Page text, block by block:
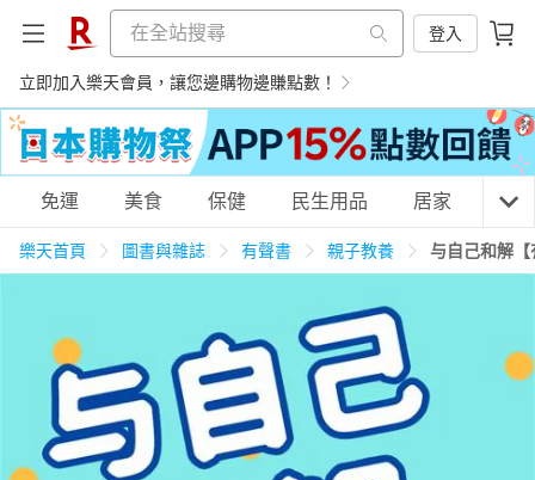
登入
立即加入樂天會員，讓您邊購物邊賺點數！
購物網分類
養生保健
居家生活 3C家電 運動休閒 親子玩具
免運 美食 保健 民生用品 居家 3C
樂天首頁 圖書與雜誌 有聲書 親子教養 与自己和解【